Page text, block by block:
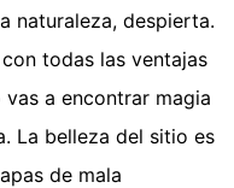
naturaleza, despierta.
todas las ventajas
a encontrar magia
La belleza del sitio es
de mala